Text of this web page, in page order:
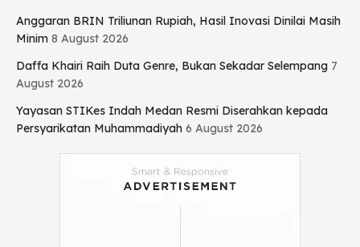
Anggaran BRIN Triliunan Rupiah, Hasil Inovasi Dinilai Masih
Minim 8 August 2026
Daffa Khairi Raih Duta Genre, Bukan Sekadar Selempang 7
August 2026
Yayasan STIKes Indah Medan Resmi Diserahkan kepada
Persyarikatan Muhammadiyah 6 August 2026